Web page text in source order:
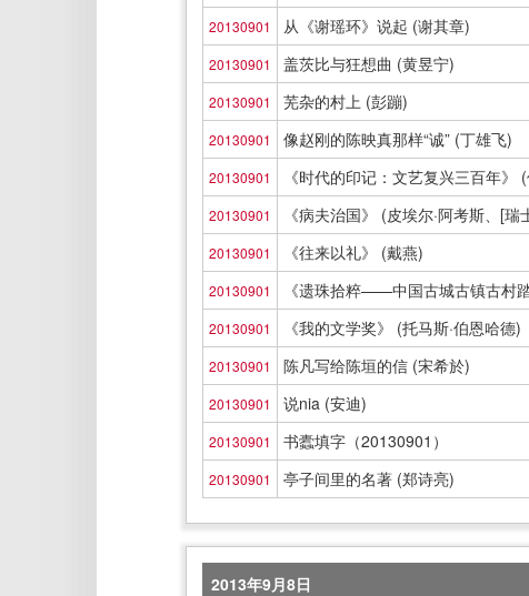
20130901 从《谢瑶环》说起 (谢其章)
20130901 盖茨比与狂想曲 (黄昱宁)
20130901 芜杂的村上 (彭蹦)
20130901 像赵刚的陈映真那样“诚” (丁雄飞)
20130901 《时代的印记：文艺复兴三百年》
20130901 《病夫治国》 (皮埃尔·阿考斯、[瑞
20130901 《往来以礼》 (戴燕)
20130901 《遗珠拾粹——中国古城古镇古村
20130901 《我的文学奖》 (托马斯·伯恩哈德)
20130901 陈凡写给陈垣的信 (宋希於)
20130901 说nia (安迪)
20130901 书蠹填字（20130901）
20130901 亭子间里的名著 (郑诗亮)
2013年9月8日